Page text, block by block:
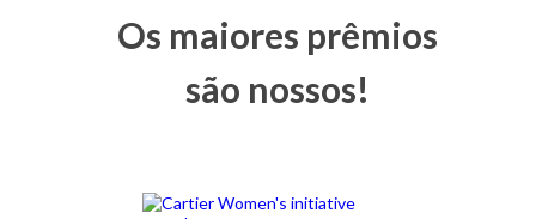
Os maiores prêmios
são nossos!